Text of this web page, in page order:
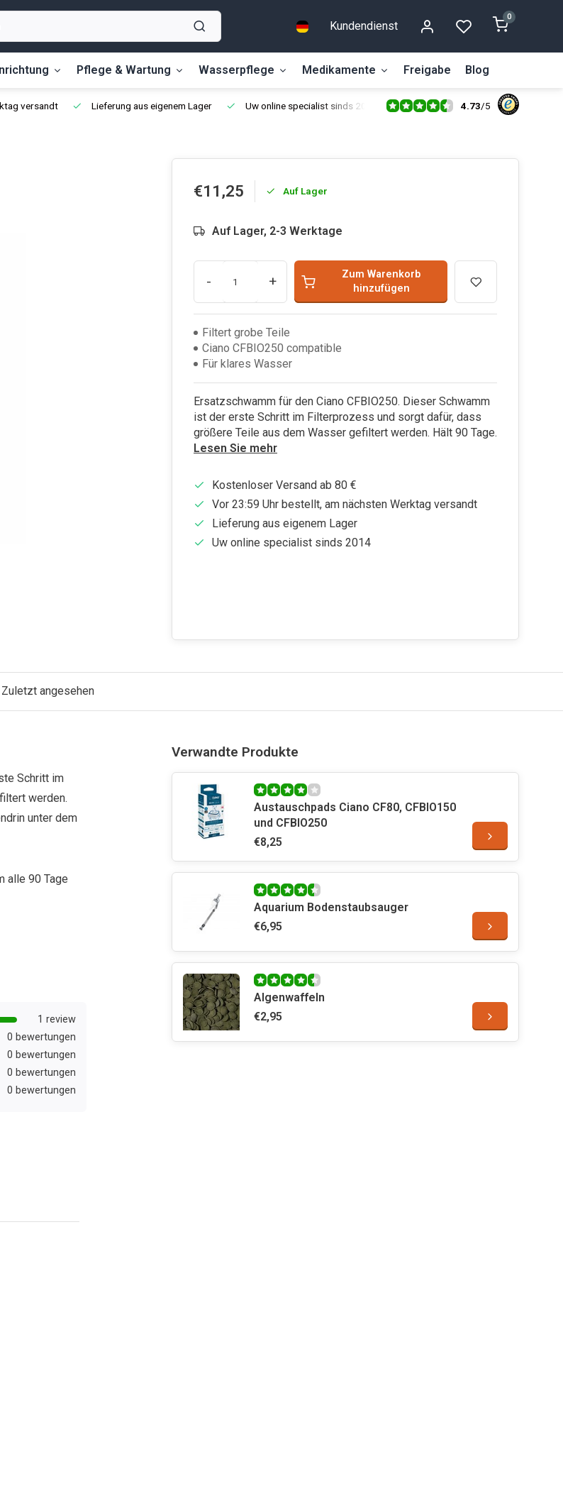
Kundendienst
0
Pflege & Wartung Wasserpflege Medikamente Freigabe Blog
versandt Lieferung aus eigenem Lager Uw online specialist sinds 2014 4.73/5
€11,25 Auf Lager
Auf Lager, 2-3 Werktage
- +
Zum Warenkorb
hinzufügen
Filtert grobe Teile
Ciano CFBIO250 compatible
Für klares Wasser
Ersatzschwamm für den Ciano CFBIO250. Dieser Schwamm
ist der erste Schritt im Filterprozess und sorgt dafür, dass
größere Teile aus dem Wasser gefiltert werden. Hält 90 Tage.
Lesen Sie mehr
Kostenloser Versand ab 80 €
Vor 23:59 Uhr bestellt, am nächsten Werktag versandt
Lieferung aus eigenem Lager
Uw online specialist sinds 2014
Zuletzt angesehen
Schritt im
werden.
unter dem
alle 90 Tage
1 review
0 bewertungen
0 bewertungen
0 bewertungen
0 bewertungen
Verwandte Produkte
Austauschpads Ciano CF80, CFBIO150
und CFBIO250
€8,25
Aquarium Bodenstaubsauger
€6,95
Algenwaffeln
€2,95